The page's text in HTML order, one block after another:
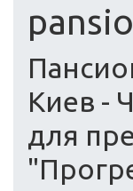
Киев -
для